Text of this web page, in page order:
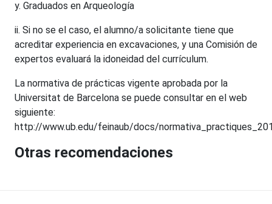
y. Graduados en Arqueología
ii. Si no se el caso, el alumno/a solicitante tiene que
acreditar experiencia en excavaciones, y una Comisión de
expertos evaluará la idoneidad del currículum.
La normativa de prácticas vigente aprobada por la
Universitat de Barcelona se puede consultar en el web
siguiente:
http://www.ub.edu/feinaub/docs/
Otras recomendaciones